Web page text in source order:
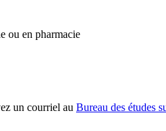
ou en pharmacie
un courriel au Bureau des études